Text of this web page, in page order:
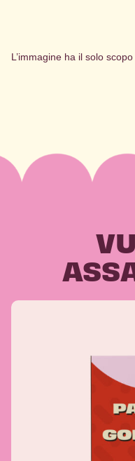
L’immagine ha il solo